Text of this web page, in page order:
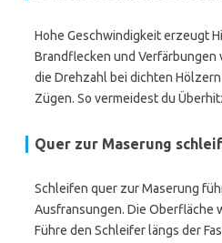
Hohe Geschwindigkeit erzeugt
Brandflecken und Verfärbungen
die Drehzahl bei dichten
Zügen. So vermeidest du
Quer zur Maserung
Schleifen quer zur Maserung
Ausfransungen. Die Oberfläche
Führe den Schleifer längs der